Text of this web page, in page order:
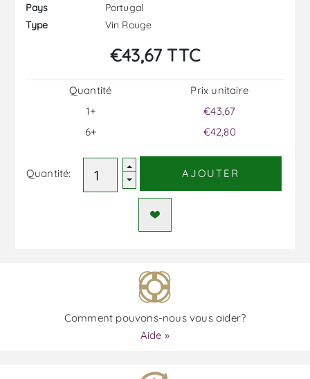
Pays
Portugal
Type
Vin Rouge
€43,67 TTC
Quantité
1+
6+
Prix ​​unitaire
€43,67
€42,80
Quantité: AJOUTER
Comment pouvons-nous vous aider?
Aide »